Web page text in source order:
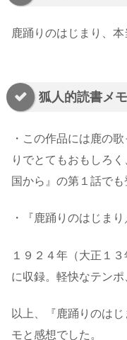
鹿踊りのはじまり、本
狐人的読書メモ
・この作品には鹿の
りでとてもおもしろ
国から』の第１話でも
・『鹿踊りのはじま
１９２４年（大正１
に収録。軽快なテンポ
以上、『鹿踊りのは
モと感想でした。